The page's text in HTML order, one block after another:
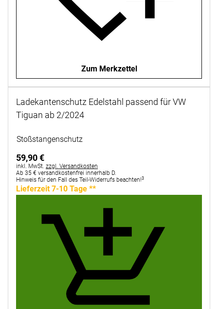
Zum Merkzettel
Ladekantenschutz Edelstahl passend für VW
Tiguan ab 2/2024
Stoßstangenschutz
59,90€
Steuerhinweis:
inkl. MwSt. zzgl. Versandkosten
Ab 35 € versandkostenfrei innerhalb D.
Hinweis für den Fall des Teil-Widerrufs beachten!3
Lieferzeit 7-10 Tage **